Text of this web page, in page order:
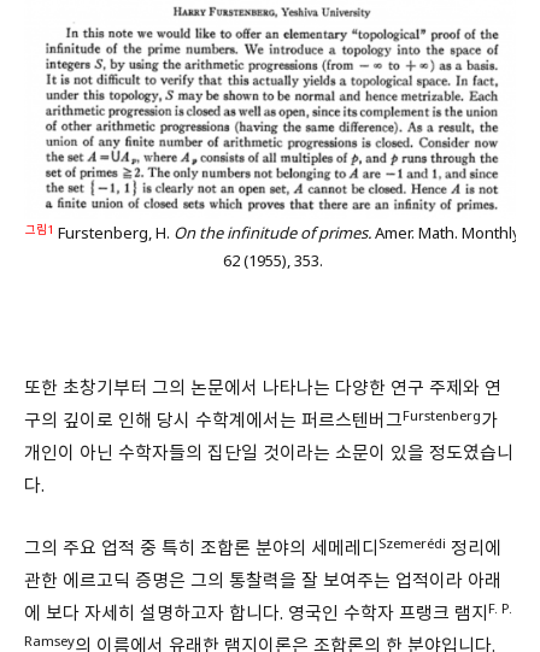
그림1 Furstenberg, H. On the infinitude of primes.Amer. Math. Monthly
62 (1955), 353.
또한 초창기부터 그의 논문에서 나타나는 다양한 연구 주제와 연
구의 깊이로 인해 당시 수학계에서는 퍼르스텐버그Furstenberg가
개인이 아닌 수학자들의 집단일 것이라는 소문이 있을 정도였습니
다.
그의 주요 업적 중 특히 조합론 분야의 세메레디 Szemerédi 정리에
관한 에르고딕 증명은 그의 통찰력을 잘 보여주는 업적이라 아래
에 보다 자세히 설명하고자 합니다. 영국인 수학자 프랭크 램지F. P.
Ramsey의 이름에서 유래한 램지이론은 조합론의 한 분야입니다.